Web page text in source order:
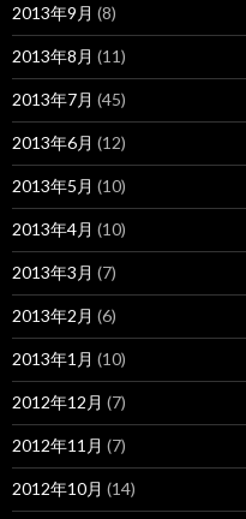
2013年9月 (8)
2013年8月 (11)
2013年7月 (45)
2013年6月 (12)
2013年5月 (10)
2013年4月 (10)
2013年3月 (7)
2013年2月 (6)
2013年1月 (10)
2012年12月 (7)
2012年11月 (7)
2012年10月 (14)